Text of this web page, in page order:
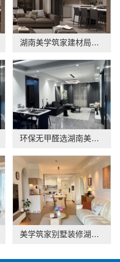
湖南美学筑家建材局部改造，闭口合同拒绝增项
环保无甲醛选湖南美学筑家建材，软装一步到位
美学筑家别墅装修湖南本地装修优选